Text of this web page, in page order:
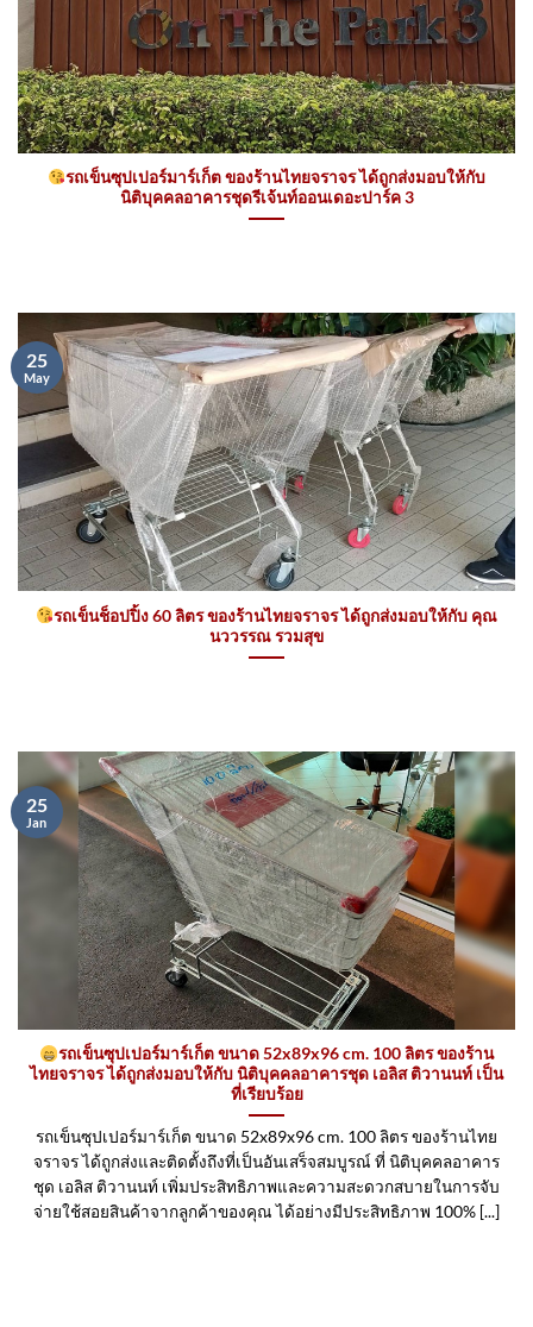
รถเข็นซุปเปอร์มาร์เก็ต ของร้านไทยจราจร ได้ถูกส่งมอบให้กับ
นิติบุคคลอาคารชุดรีเจ้นท์ออนเดอะปาร์ค 3
รถเข็นช็อปปิ้ง 60 ลิตร ของร้านไทยจราจร ได้ถูกส่งมอบให้กับ คุณ
นววรรณ รวมสุข
25
May
รถเข็นซุปเปอร์มาร์เก็ต ขนาด 52x89x96 cm. 100 ลิตร ของร้าน
ไทยจราจร ได้ถูกส่งมอบให้กับ นิติบุคคลอาคารชุด เอลิส ติวานนท์ เป็น
ที่เรียบร้อย
รถเข็นซุปเปอร์มาร์เก็ต ขนาด 52x89x96 cm. 100 ลิตร ของร้านไทย
จราจร ได้ถูกส่งและติดตั้งถึงที่เป็นอันเสร็จสมบูรณ์ ที่ นิติบุคคลอาคาร
ชุด เอลิส ติวานนท์ เพิ่มประสิทธิภาพและความสะดวกสบายในการจับ
จ่ายใช้สอยสินค้าจากลูกค้าของคุณ ได้อย่างมีประสิทธิภาพ 100% [...]
25
Jan